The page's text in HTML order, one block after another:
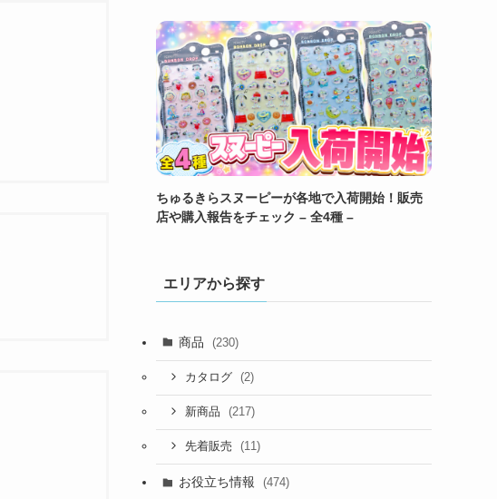
ちゅるきらスヌーピーが各地で入荷開始！販売
店や購入報告をチェック – 全4種 –
エリアから探す
商品 (230)
カタログ (2)
新商品 (217)
先着販売 (11)
お役立ち情報 (474)